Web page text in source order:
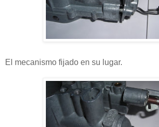
El mecanismo fijado en su lugar.